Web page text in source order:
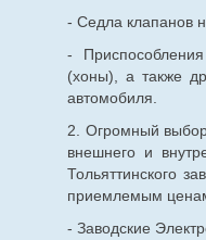
- Седла клапанов
-
(хоны), а также
автомобиля.
2. Огромный
внешнего и
Тольяттинского
приемлемым
- Заводские